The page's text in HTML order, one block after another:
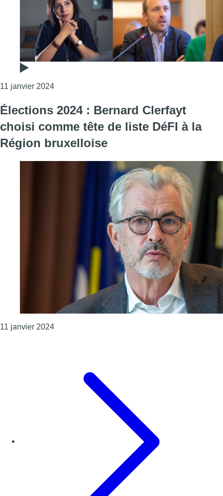
11 janvier 2024Consulter l'article "Élections 2024 : qui sont
Élections 2024 : Bernard Clerfayt
choisi comme tête de liste DéFI à la
Région bruxelloise
11 janvier 2024Consulter l'article "Élections 2024 : Bernard